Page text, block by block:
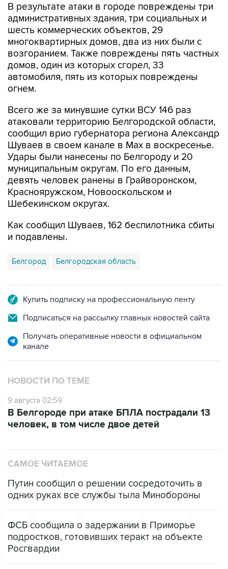
В результате атаки в городе повреждены три
административных здания, три социальных и
шесть коммерческих объектов, 29
многоквартирных домов, два из них были с
возгоранием. Также повреждены пять частных
домов, один из которых сгорел, 33
автомобиля, пять из которых повреждены
огнем.
Всего же за минувшие сутки ВСУ 146 раз
атаковали территорию Белгородской области,
сообщил врио губернатора региона Александр
Шуваев в своем канале в Мах в воскресенье.
Удары были нанесены по Белгороду и 20
муниципальным округам. По его данным,
девять человек ранены в Грайворонском,
Краснояружском, Новооскольском и
Шебекинском округах.
Как сообщил Шуваев, 162 беспилотника сбиты
и подавлены.
Белгород Белгородская область
Купить подписку на профессиональную ленту
Подписаться на рассылку главных новостей сайта
Получать оперативные новости в официальном
канале
НОВОСТИ ПО ТЕМЕ
9 августа 02:59
В Белгороде при атаке БПЛА пострадали 13
человек, в том числе двое детей
САМОЕ ЧИТАЕМОЕ
Путин сообщил о решении сосредоточить в
одних руках все службы тыла Минобороны
ФСБ сообщила о задержании в Приморье
подростков, готовивших теракт на объекте
Росгвардии